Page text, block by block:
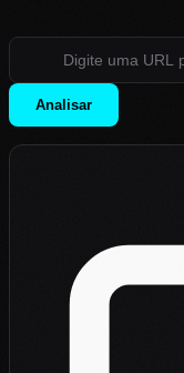
Analisar